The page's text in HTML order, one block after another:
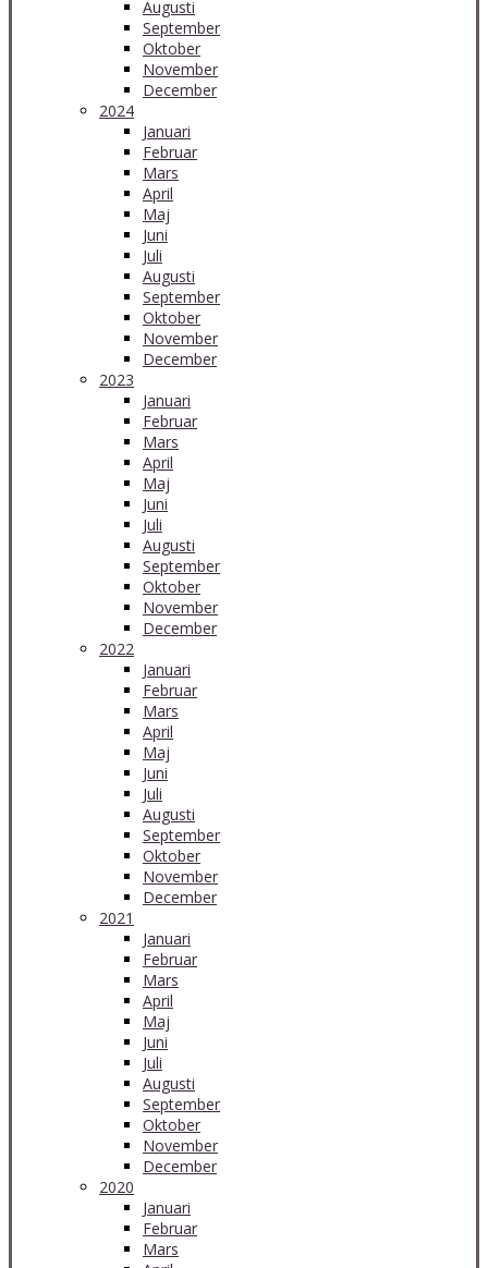
Augusti
September
Oktober
November
December
2024
Januari
Februar
Mars
April
Maj
Juni
Juli
Augusti
September
Oktober
November
December
2023
Januari
Februar
Mars
April
Maj
Juni
Juli
Augusti
September
Oktober
November
December
2022
Januari
Februar
Mars
April
Maj
Juni
Juli
Augusti
September
Oktober
November
December
2021
Januari
Februar
Mars
April
Maj
Juni
Juli
Augusti
September
Oktober
November
December
2020
Januari
Februar
Mars